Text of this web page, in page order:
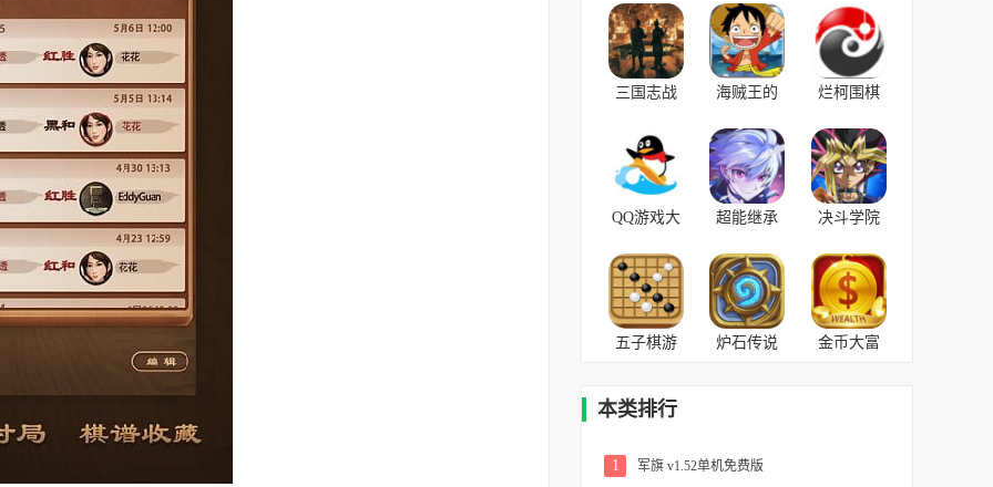
三国志战
版
v2017.710
内购
海贼王的
无限钻石
烂柯围棋
版
QQ游戏大
安卓手机
版
超能继承
决斗学院
费
五子棋游
机版
炉石传说
金币大富
本类排行
1 军旗 v1.52单机免费版